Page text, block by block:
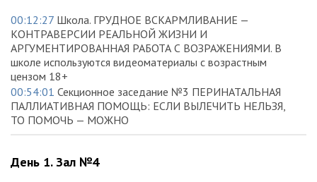
00:12:27 Школа. ГРУДНОЕ ВСКАРМЛИВАНИЕ —
КОНТРАВЕРСИИ РЕАЛЬНОЙ ЖИЗНИ И
АРГУМЕНТИРОВАННАЯ РАБОТА С ВОЗРАЖЕНИЯМИ. В
школе используются видеоматериалы с возрастным
цензом 18+
00:54:01 Секционное заседание №3 ПЕРИНАТАЛЬНАЯ
ПАЛЛИАТИВНАЯ ПОМОЩЬ: ЕСЛИ ВЫЛЕЧИТЬ НЕЛЬЗЯ,
ТО ПОМОЧЬ — МОЖНО
День 1. Зал №4